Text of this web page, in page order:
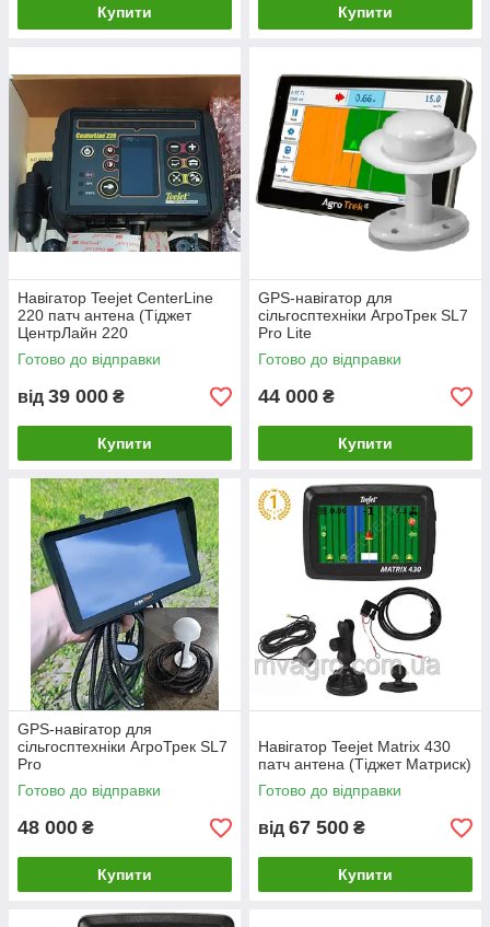
Купити Купити
Навігатор Teejet CenterLine
220 патч антена (Тіджет
ЦентрЛайн 220
Готово до відправки
від 39 000 ₴
Купити
GPS-навігатор для
сільгосптехніки АгроТрек SL7
Pro Lite
Готово до відправки
44 000 ₴
Купити
GPS-навігатор для
сільгосптехніки АгроТрек SL7
Pro
Готово до відправки
48 000 ₴
Купити
Навігатор Teejet Matrix 430
патч антена (Тіджет Матриск)
Готово до відправки
від 67 500 ₴
Купити